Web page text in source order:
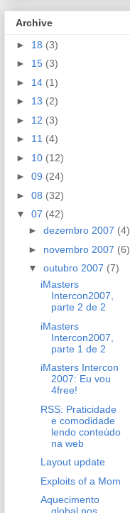
Archive
► 18 (3)
► 15 (3)
► 14 (1)
► 13 (2)
► 12 (3)
► 11 (4)
► 10 (12)
► 09 (24)
► 08 (32)
▼ 07 (42)
► dezembro 2007 (4)
► novembro 2007 (6)
▼ outubro 2007 (7)
iMasters
Intercon2007,
parte 2 de 2
iMasters
Intercon2007,
parte 1 de 2
iMasters Intercon
2007: Eu vou
4free!
RSS: Praticidade
e comodidade
lendo conteúdo
na web
Layout update
Exploits of a Mom
Aquecimento